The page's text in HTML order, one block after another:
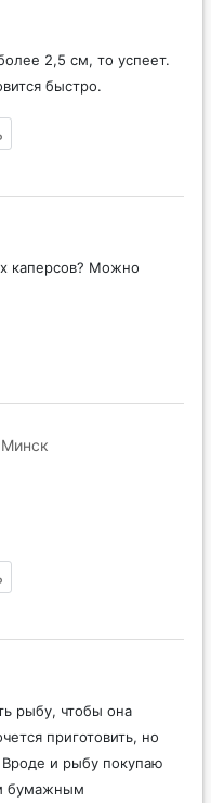
2,5 см, то успеет.
быстро.
каперсов? Можно
Минск
рыбу, чтобы она
приготовить, но
Вроде и рыбу покупаю
бумажным